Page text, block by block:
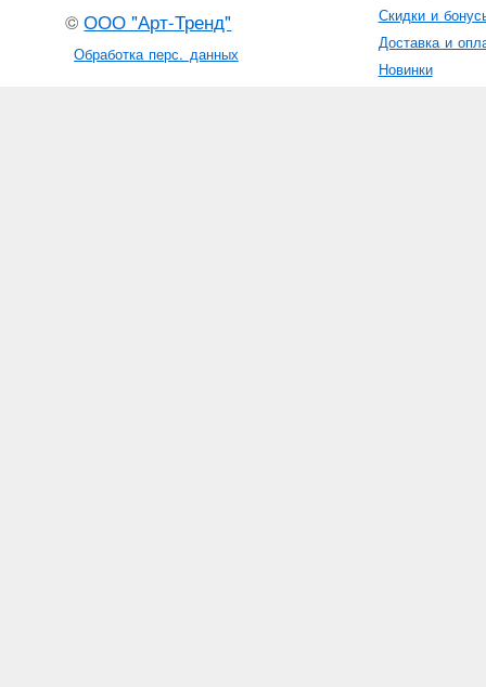
©ООО "Арт-Тренд"
Обработка перс. данных
Скидки и
Доставка и
Новинки